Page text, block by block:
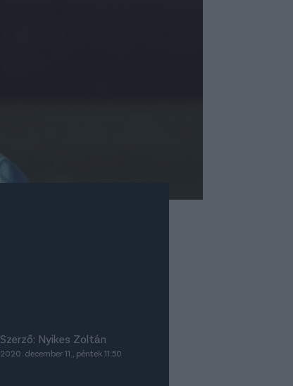
Szerző: Nyikes Zoltán
2020. december 11., péntek 11:50